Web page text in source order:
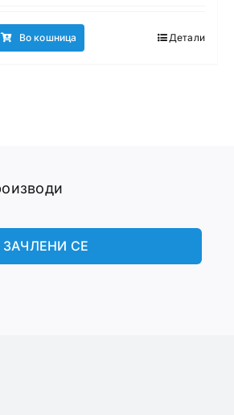
Во кошница Детали
ЗАЧЛЕНИ СЕ